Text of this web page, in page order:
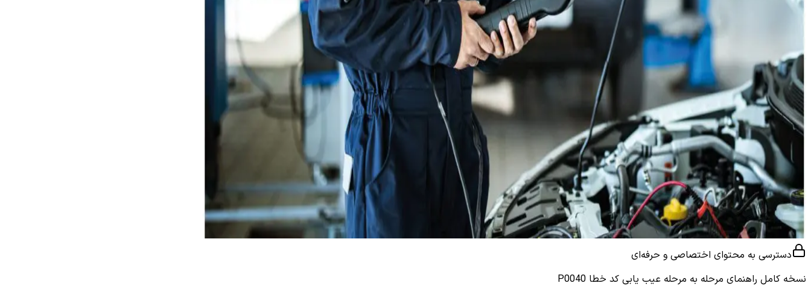
دسترسی به محتوای اختصاصی و حرفه‌ای
نسخه کامل راهنمای مرحله به مرحله عیب یابی کد خطا P0040